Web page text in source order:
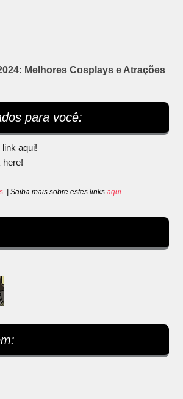
Melhores Cosplays e Atrações
para você:
aqui!
here!
. | Saiba mais sobre estes links aqui.